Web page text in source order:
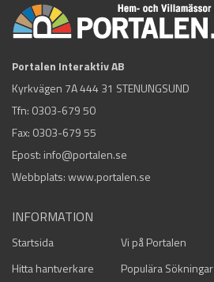
Portalen Interaktiv AB
Kyrkvägen 7A 444 31 STENUNGSUND
Tfn: 0303-679 50
Fax: 0303-679 55
Epost: info@portalen.se
Webbplats: www.portalen.se
INFORMATION
Startsida Vi på Portalen
Hitta hantverkare
Populära Sökningar